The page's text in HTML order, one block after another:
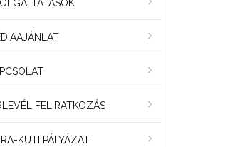
FELIRATKOZÁS
KUTI PÁLYÁZAT